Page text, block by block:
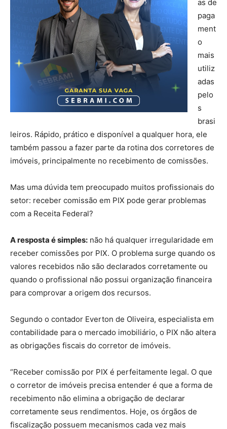
as de
paga
ment
o
mais
utiliz
adas
pelo
s
brasi
leiros. Rápido, prático e disponível a qualquer hora, ele
também passou a fazer parte da rotina dos corretores de
imóveis, principalmente no recebimento de comissões.
Mas uma dúvida tem preocupado muitos profissionais do
setor: receber comissão em PIX pode gerar problemas
com a Receita Federal?
A resposta é simples: não há qualquer irregularidade em
receber comissões por PIX. O problema surge quando os
valores recebidos não são declarados corretamente ou
quando o profissional não possui organização financeira
para comprovar a origem dos recursos.
Segundo o contador Everton de Oliveira, especialista em
contabilidade para o mercado imobiliário, o PIX não altera
as obrigações fiscais do corretor de imóveis.
“Receber comissão por PIX é perfeitamente legal. O que
o corretor de imóveis precisa entender é que a forma de
recebimento não elimina a obrigação de declarar
corretamente seus rendimentos. Hoje, os órgãos de
fiscalização possuem mecanismos cada vez mais